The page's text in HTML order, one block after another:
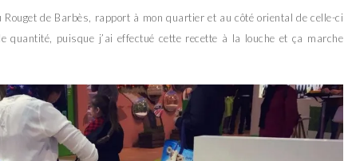
de Barbès, rapport à mon quartier et au côté oriental de celle-ci
quantité, puisque j’ai effectué cette recette à la louche et ça marche